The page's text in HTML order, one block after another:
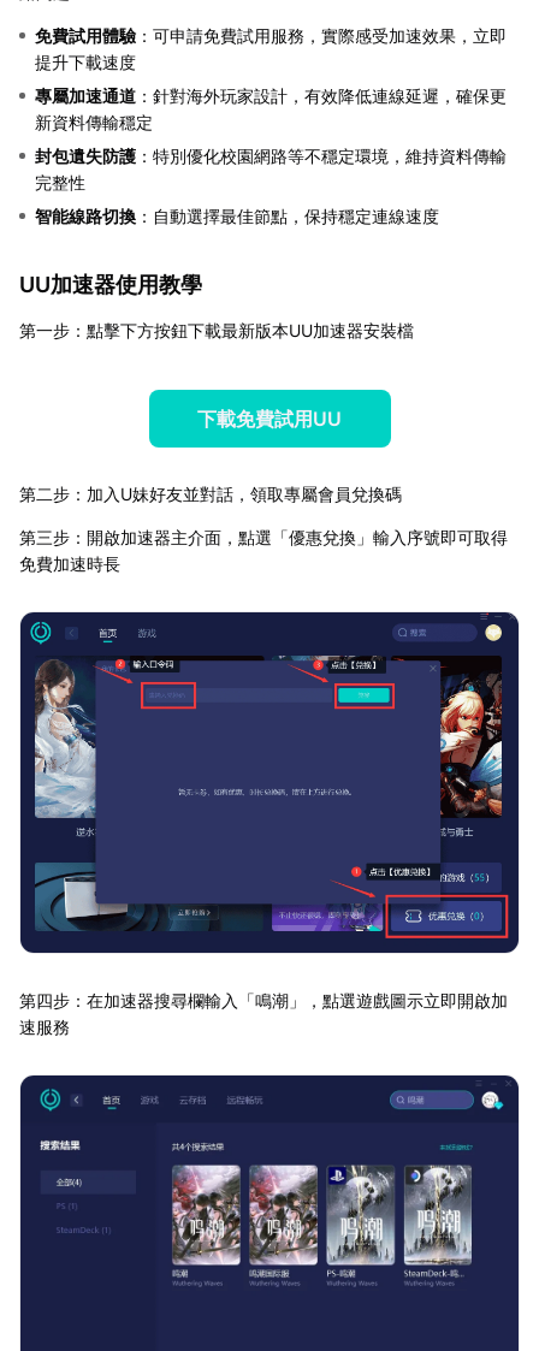
免費試用體驗 ：可申請免費試用服務，實際感受加速效果，立即
提升下載速度
專屬加速通道 ：針對海外玩家設計，有效降低連線延遲，確保更
新資料傳輸穩定
封包遺失防護 ：特別優化校園網路等不穩定環境，維持資料傳輸
完整性
智能線路切換 ：自動選擇最佳節點，保持穩定連線速度
UU加速器使用教學
第一步：點擊下方按鈕下載最新版本UU加速器安裝檔
下載免費試用UU
第二步：加入U妹好友並對話，領取專屬會員兌換碼
第三步：開啟加速器主介面，點選「優惠兌換」輸入序號即可取得
免費加速時長
第四步：在加速器搜尋欄輸入「鳴潮」，點選遊戲圖示立即開啟加
速服務